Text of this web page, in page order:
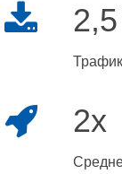
2x